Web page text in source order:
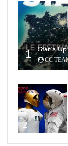
1 Star’s
CC
2